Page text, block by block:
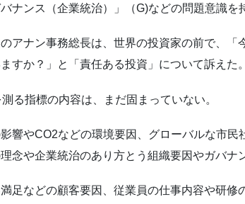
ナンス（企業統治）」（G)などの問題意識を
アナン事務総長は、世界の投資家の前で、「
すか？」と「責任ある投資」について訴えた。
測る指標の内容は、まだ固まっていない。
響やCO2などの環境要因、グローバルな市
念や企業統治のあり方とう組織要因やガバナ
足などの顧客要因、従業員の仕事内容や研修